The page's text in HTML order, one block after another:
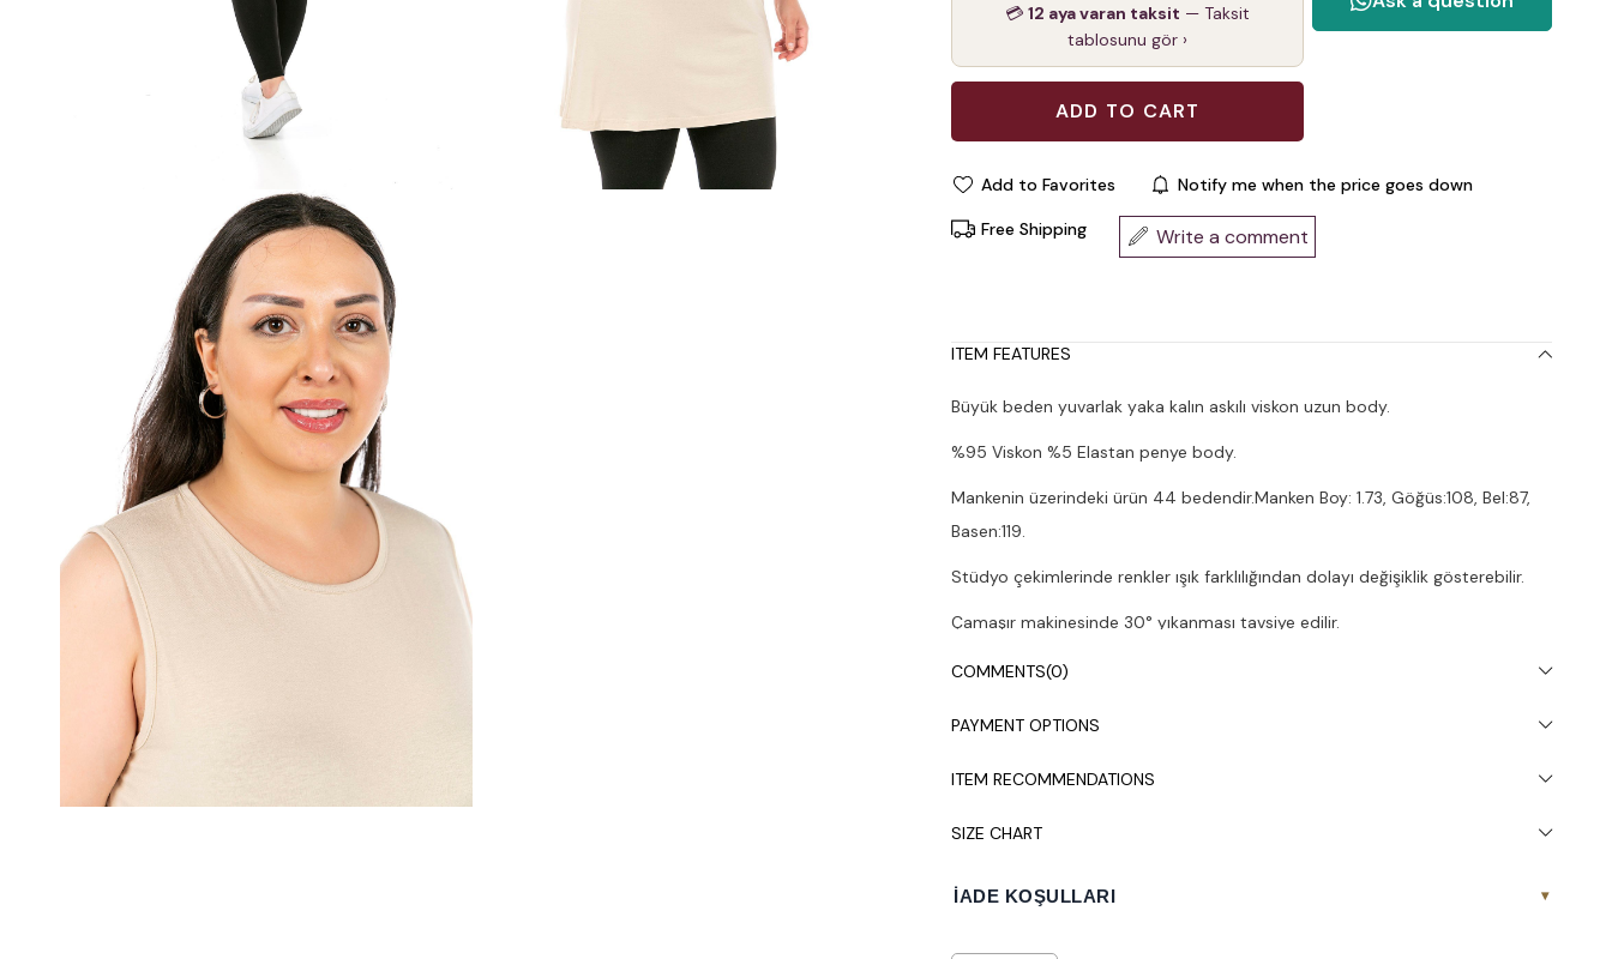
💳12 aya varan taksit — Taksit
tablosunu gör ›
Add to Favorites Notify me when the price goes down
Free Shipping Write a comment
ITEM FEATURES
Büyük beden yuvarlak yaka kalın askılı viskon uzun body.
%95 Viskon %5 Elastan penye body.
Mankenin üzerindeki ürün 44 bedendir.Manken Boy: 1.73, Göğüs:108, Bel:87,
Basen:119.
Stüdyo çekimlerinde renkler ışık farklılığından dolayı değişiklik gösterebilir.
Çamaşır makinesinde 30° yıkanması tavsiye edilir.
COMMENTS(0)
PAYMENT OPTIONS
ITEM RECOMMENDATIONS
SIZE CHART
İADE KOŞULLARI ▾